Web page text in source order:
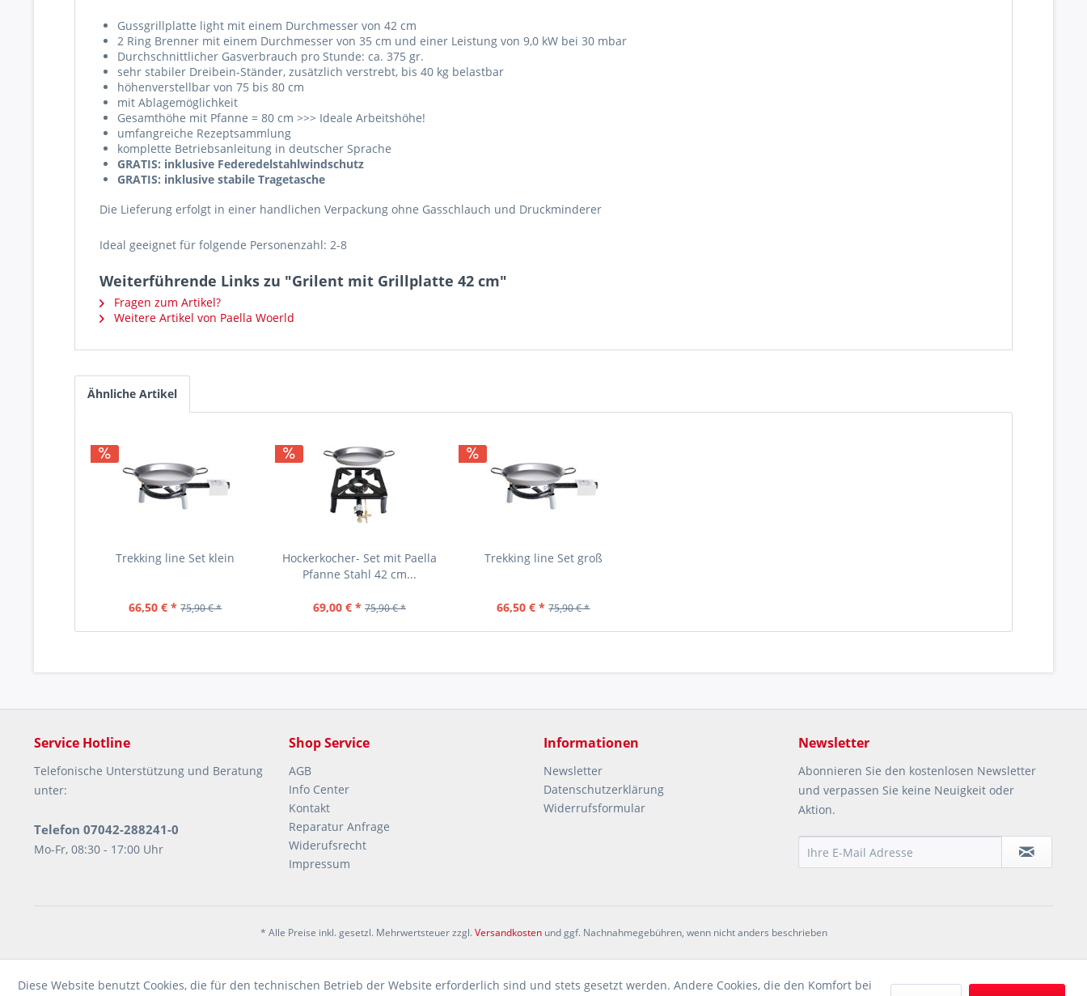
Gussgrillplatte light mit einem Durchmesser von 42 cm
2 Ring Brenner mit einem Durchmesser von 35 cm und einer Leistung von 9,0 kW bei 30 mbar
Durchschnittlicher Gasverbrauch pro Stunde: ca. 375 gr.
sehr stabiler Dreibein-Ständer, zusätzlich verstrebt, bis 40 kg belastbar
höhenverstellbar von 75 bis 80 cm
mit Ablagemöglichkeit
Gesamthöhe mit Pfanne = 80 cm >>> Ideale Arbeitshöhe!
umfangreiche Rezeptsammlung
komplette Betriebsanleitung in deutscher Sprache
GRATIS: inklusive Federedelstahlwindschutz
GRATIS: inklusive stabile Tragetasche
Die Lieferung erfolgt in einer handlichen Verpackung ohne Gasschlauch und Druckminderer
Ideal geeignet für folgende Personenzahl: 2-8
Weiterführende Links zu "Grilent mit Grillplatte 42 cm"
Fragen zum Artikel?
Weitere Artikel von Paella Woerld
Ähnliche Artikel
Trekking line Set klein
66,50 € * 75,90 € *
Hockerkocher- Set mit Paella
Pfanne Stahl 42 cm...
69,00 € * 75,90 € *
Trekking line Set groß
66,50 € * 75,90 € *
Service Hotline
Telefonische Unterstützung und Beratung
unter:
Telefon 07042-288241-0
Mo-Fr, 08:30 - 17:00 Uhr
Shop Service
AGB
Info Center
Kontakt
Reparatur Anfrage
Widerufsrecht
Impressum
Informationen
Newsletter
Datenschutzerklärung
Widerrufsformular
Newsletter
Abonnieren Sie den kostenlosen Newsletter
und verpassen Sie keine Neuigkeit oder
Aktion.
* Alle Preise inkl. gesetzl. Mehrwertsteuer zzgl.Versandkostenund ggf. Nachnahmegebühren, wenn nicht anders beschrieben
Diese Website benutzt Cookies, die für den technischen Betrieb der Website erforderlich sind und stets gesetzt werden. Andere Cookies, die den Komfort bei